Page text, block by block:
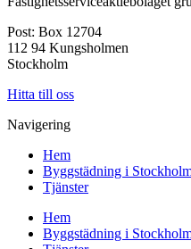
Post: Box 12704
112 94 Kungsholmen
Stockholm
Hitta till oss
Navigering
Hem
Byggstädning i
Tjänster
Hem
Byggstädning i